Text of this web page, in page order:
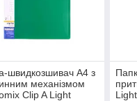
швидкозшивач А4 з
механізмом
Clip A Light